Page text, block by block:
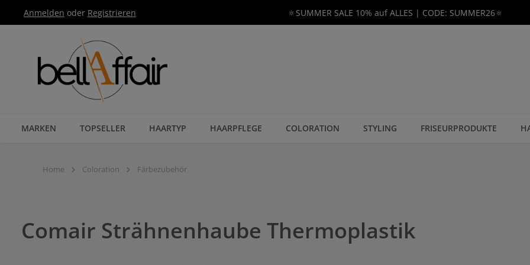
Hauptnavigation springen
Anmelden oder Registrieren 🔅SUMMER SALE 10% auf ALLES | CODE: SUMMER26🔅
MARKEN TOPSELLER HAARTYP HAARPFLEGE COLORATION STYLING FRISEURPRODUKTE
Home Coloration Färbezubehör
Comair Strähnenhaube Thermoplastik